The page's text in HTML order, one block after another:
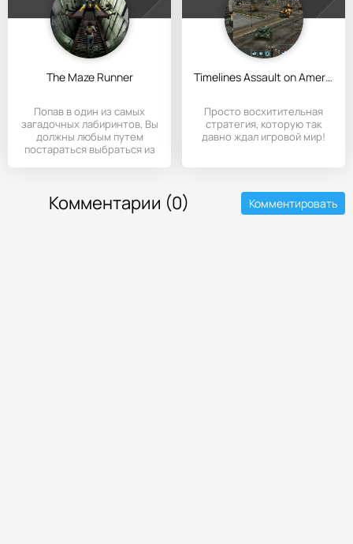
The Maze Runner
Попав в один из самых
загадочных лабиринтов, Вы
должны любым путем
постараться выбраться из
Timelines Assault on America
Просто восхитительная
стратегия, которую так
давно ждал игровой мир!
Комментарии (0) Комментировать